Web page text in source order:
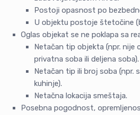
Postoji opasnost po
U objektu postoje štetočine
Oglas objekat se ne poklapa sa
Netačan tip objekta (npr. nije
privatna soba ili deljena soba).
Netačan tip ili broj soba (npr.
kuhinje).
Netačna lokacija smeštaja.
Posebna pogodnost,